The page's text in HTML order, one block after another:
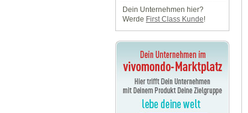
Dein Unternehmen hier?
Werde First Class Kunde!